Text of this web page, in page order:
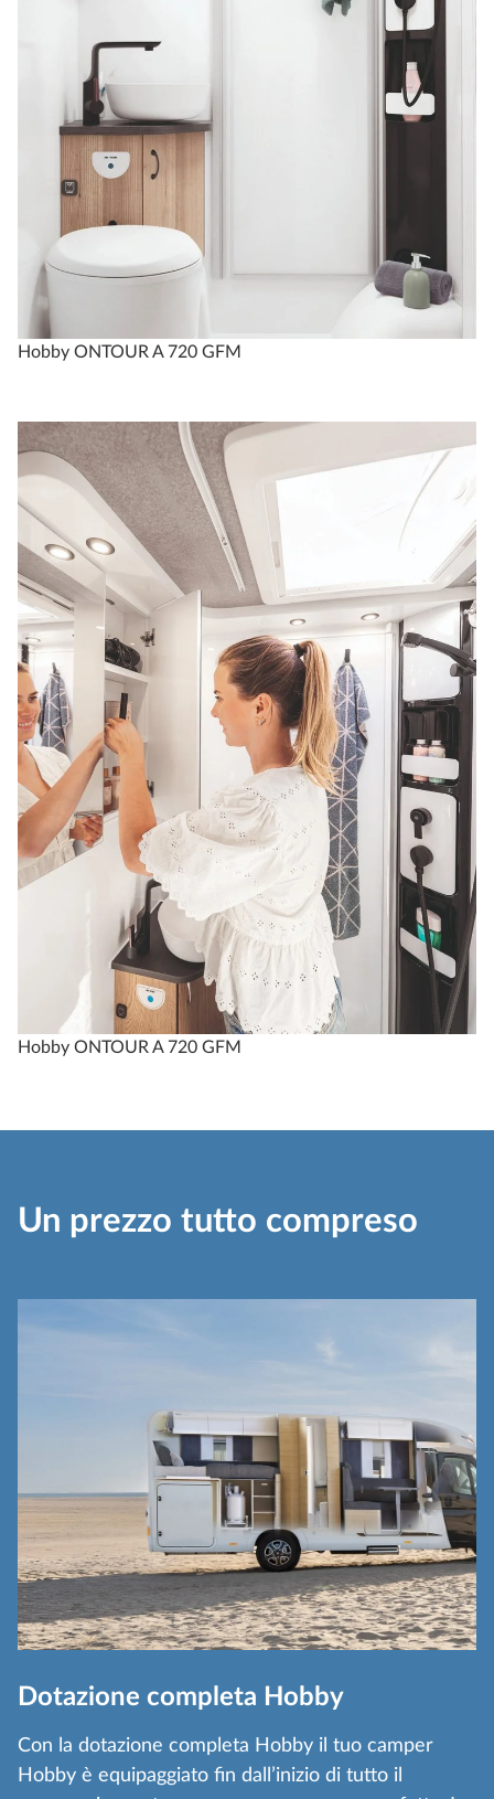
Hobby ONTOUR A 720 GFM
Hobby ONTOUR A 720 GFM
Un prezzo tutto compreso
Dotazione completa Hobby
Con la dotazione completa Hobby il tuo camper
Hobby è equipaggiato fin dall’inizio di tutto il